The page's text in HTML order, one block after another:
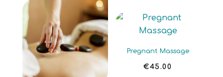
Pregnant Massage
€45.00